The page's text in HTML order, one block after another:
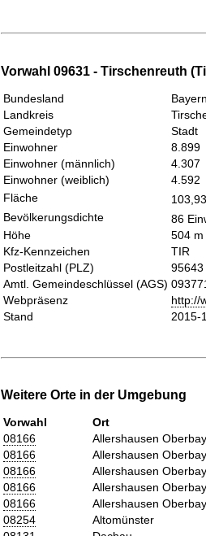
Vorwahl 09631 - Tirschenreuth
Bundesland
Landkreis
Gemeindetyp
Stadt
Einwohner
8.899
Einwohner (männlich)
4.307
Einwohner (weiblich)
4.592
Fläche
Bevölkerungsdichte
86
Höhe
504 m
Kfz-Kennzeichen
TIR
Postleitzahl (PLZ)
95643
Amtl. Gemeindeschlüssel (AGS)
Webpräsenz
http://
Stand
2015-
Weitere Orte in der Umgebung
Vorwahl
Ort
08166
Allershausen Oberbay
08166
Allershausen Oberbay
08166
Allershausen Oberbay
08166
Allershausen Oberbay
08166
Allershausen Oberbay
08254
Altomünster